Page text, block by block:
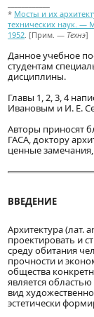
* Мосты и их
технических наук. —
1952. [Прим. — Технэ]
Данное учебное
студентам
дисциплины.
Главы 1, 2, 3, 4
Ивановым и И. Е.
Авторы приносят
ГАСА, доктору
ценные
ВВЕДЕНИЕ
Архитектура (лат.
проектировать и
среду обитания
прочности и
общества
является
вид
эстетически